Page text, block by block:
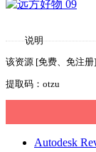
说明
该资源 [免费、免注册
提取码：otzu
Autodesk